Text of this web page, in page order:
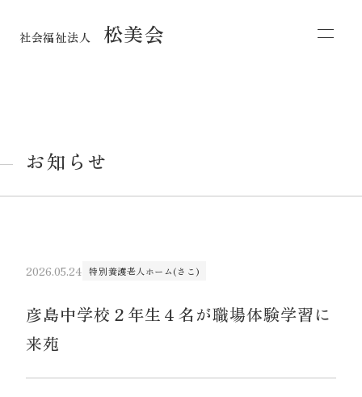
社会福祉法人 松美会
お知らせ
2026.05.24 特別養護老人ホーム(さこ)
彦島中学校２年生４名が職場体験学習に
来苑